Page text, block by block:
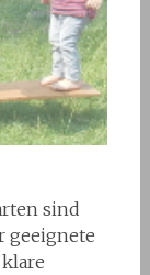
sind
geeignete